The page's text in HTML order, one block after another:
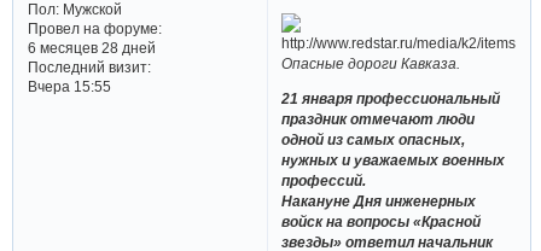
Пол:Мужской
Провел на форуме:
6 месяцев 28 дней
Последний визит:
Вчера 15:55
Опасные дороги Кавказа.
21 января профессиональный
праздник отмечают люди
одной из самых опасных,
нужных и уважаемых военных
профессий.
Накануне Дня инженерных
войск на вопросы «Красной
звезды» ответил начальник